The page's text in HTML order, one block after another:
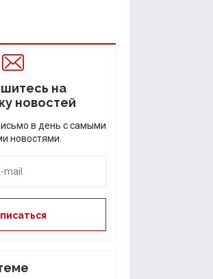
на
новостей
в день с самыми
новостями.